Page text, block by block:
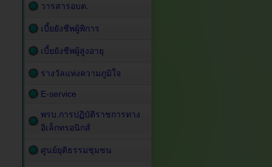
วารสารอบต.
เบี้ยยังชีพผู้พิการ
เบี้ยยังชีพผู้สูงอายุ
รางวัลแห่งความภูมิใจ
E-service
พรบ.การปฏิบัติราชการทาง
อิเล็กทรอนิกส์
ศูนย์ยุติธรรมชุมชน